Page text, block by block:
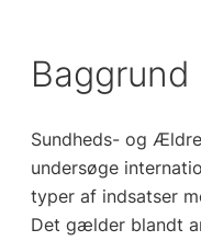
Baggrund
Sundheds- og
undersøge
typer af indsatser
Det gælder blandt